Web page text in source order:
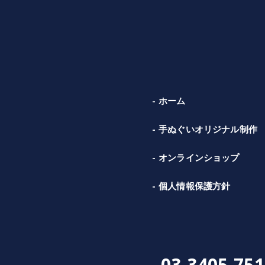
ホーム
手ぬぐいオリジナル制作
オンラインショップ
個人情報保護方針